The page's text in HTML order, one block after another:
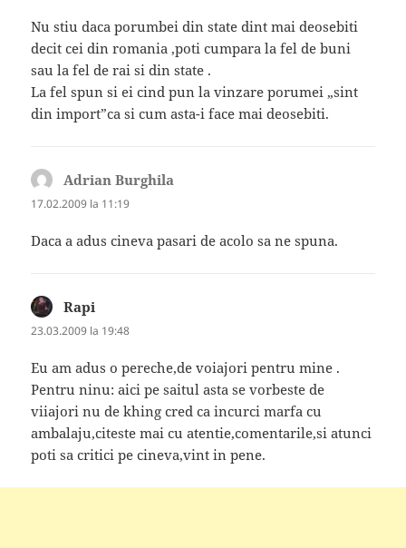
Nu stiu daca porumbei din state dint mai deosebiti
decit cei din romania ,poti cumpara la fel de buni
sau la fel de rai si din state .
La fel spun si ei cind pun la vinzare porumei „sint
din import”ca si cum asta-i face mai deosebiti.
Adrian Burghila
17.02.2009 la 11:19
Daca a adus cineva pasari de acolo sa ne spuna.
Rapi
23.03.2009 la 19:48
Eu am adus o pereche,de voiajori pentru mine .
Pentru ninu: aici pe saitul asta se vorbeste de
viiajori nu de khing cred ca incurci marfa cu
ambalaju,citeste mai cu atentie,comentarile,si atunci
poti sa critici pe cineva,vint in pene.